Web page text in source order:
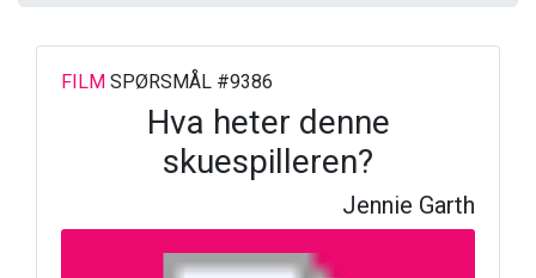
FILM SPØRSMÅL #9386
Hva heter denne
skuespilleren?
Jennie Garth